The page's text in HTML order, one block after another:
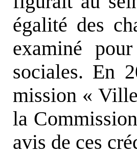
égalité des
examiné
sociales. En
mission «
la
avis de ces